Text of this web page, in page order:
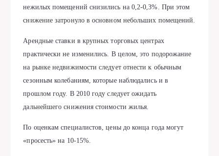
нежилых помещений снизились на 0,2-0,3%. При этом
снижение затронуло в основном небольших помещений.
Арендные ставки в крупных торговых центрах
практически не изменились. В целом, это подорожание
на рынке недвижимости следует отнести к обычным
сезонным колебаниям, которые наблюдались и в
прошлом году. В 2010 году следует ожидать
дальнейшего снижения стоимости жилья.
По оценкам специалистов, цены до конца года могут
«просесть» на 10-15%.